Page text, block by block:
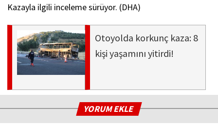
Kazayla ilgili inceleme sürüyor. (DHA)
Otoyolda korkunç kaza: 8
kişi yaşamını yitirdi!
YORUM EKLE